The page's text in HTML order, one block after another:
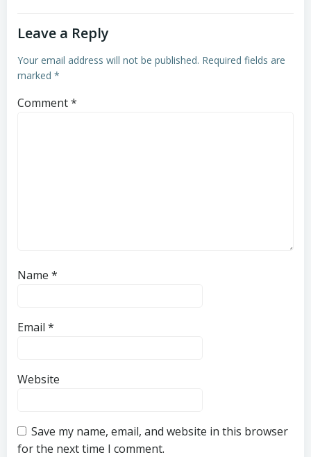
Leave a Reply
Your email address will not be published. Required fields are
marked *
Comment*
Name *
Email *
Website
Save my name, email, and website in this browser
for the next time I comment.